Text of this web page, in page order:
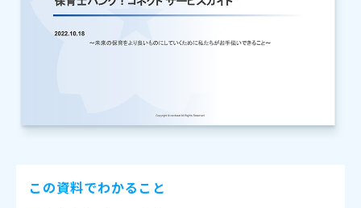
この資料でわかること